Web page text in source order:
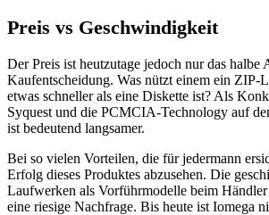
Preis vs Geschwindigkeit
Der Preis ist heutzutage jedoch nur das halbe
Kaufentscheidung. Was nützt einem ein ZIP-
etwas schneller als eine Diskette ist? Als
Syquest und die PCMCIA-Technology auf
ist bedeutend langsamer.
Bei so vielen Vorteilen, die für jedermann
Erfolg dieses Produktes abzusehen. Die
Laufwerken als Vorführmodelle beim
eine riesige Nachfrage. Bis heute ist Iomega